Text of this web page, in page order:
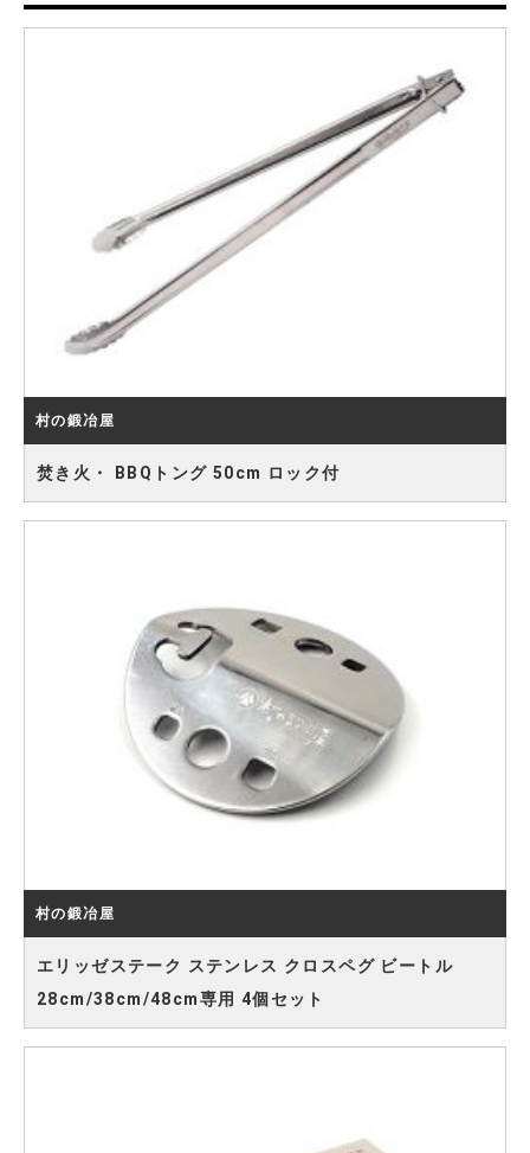
村の鍛冶屋
焚き火・ BBQトング 50cm ロック付
村の鍛冶屋
エリッゼステーク ステンレス クロスペグ ビートル
28cm/38cm/48cm専用 4個セット